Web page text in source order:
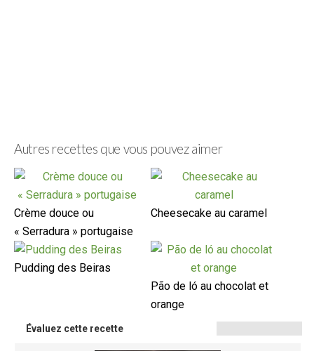
Autres recettes que vous pouvez aimer
Crème douce ou
« Serradura » portugaise
Cheesecake au caramel
Pudding des Beiras
Pão de ló au chocolat et
orange
Évaluez cette recette